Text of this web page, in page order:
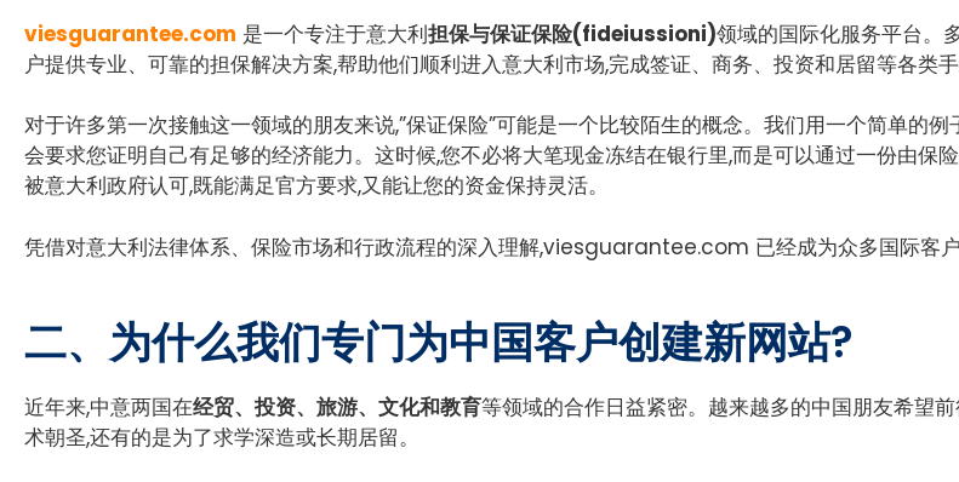
viesguarantee.com 是一个专注于意大利担保与保证保险(fideiussioni)领域的国际化服务平台。
户提供专业、可靠的担保解决方案,帮助他们顺利进入意大利市场,完成签证、商务、投资和居留等各类手
对于许多第一次接触这一领域的朋友来说,”保证保险”可能是一个比较陌生的概念。我们用一个简单的
会要求您证明自己有足够的经济能力。这时候,您不必将大笔现金冻结在银行里,而是可以通过一份由保
被意大利政府认可,既能满足官方要求,又能让您的资金保持灵活。
凭借对意大利法律体系、保险市场和行政流程的深入理解,viesguarantee.com 已经成为众多国际客户
二、为什么我们专门为中国客户创建新网站?
近年来,中意两国在经贸、投资、旅游、文化和教育等领域的合作日益紧密。越来越多的中国朋友希望
术朝圣,还有的是为了求学深造或长期居留。